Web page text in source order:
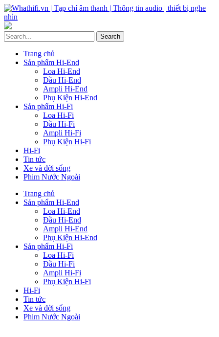
Trang chủ
Sản phẩm Hi-End
Loa Hi-End
Đầu Hi-End
Ampli Hi-End
Phụ Kiện Hi-End
Sản phẩm Hi-Fi
Loa Hi-Fi
Đầu Hi-Fi
Ampli Hi-Fi
Phụ Kiện Hi-Fi
Hi-Fi
Tin tức
Xe và đời sống
Phim Nước Ngoài
Trang chủ
Sản phẩm Hi-End
Loa Hi-End
Đầu Hi-End
Ampli Hi-End
Phụ Kiện Hi-End
Sản phẩm Hi-Fi
Loa Hi-Fi
Đầu Hi-Fi
Ampli Hi-Fi
Phụ Kiện Hi-Fi
Hi-Fi
Tin tức
Xe và đời sống
Phim Nước Ngoài